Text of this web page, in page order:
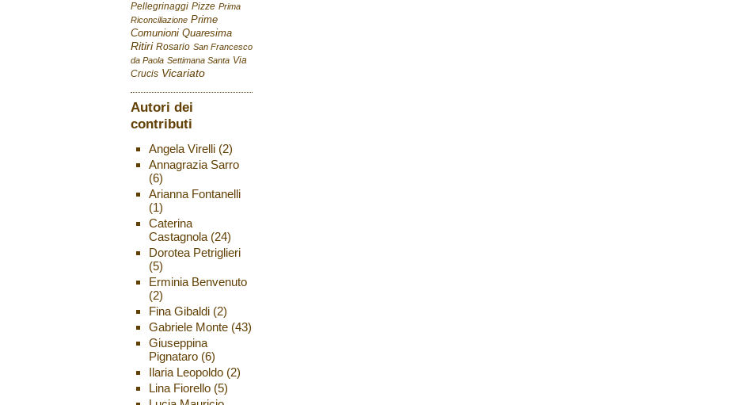
Pellegrinaggi Pizze Prima
Riconciliazione Prime
Comunioni Quaresima
Ritiri Rosario San Francesco
da Paola Settimana Santa Via
Crucis Vicariato
Autori dei
contributi
Angela Virelli(2)
Annagrazia Sarro
(6)
Arianna Fontanelli
(1)
Caterina
Castagnola(24)
Dorotea Petriglieri
(5)
Erminia Benvenuto
(2)
Fina Gibaldi(2)
Gabriele Monte(43)
Giuseppina
Pignataro(6)
Ilaria Leopoldo(2)
Lina Fiorello(5)